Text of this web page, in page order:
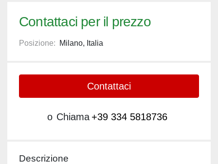
Contattaci per il prezzo
Posizione: Milano, Italia
Contattaci
o Chiama +39 334 5818736
Descrizione